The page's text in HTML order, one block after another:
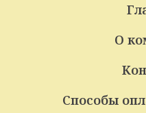
О
Способы